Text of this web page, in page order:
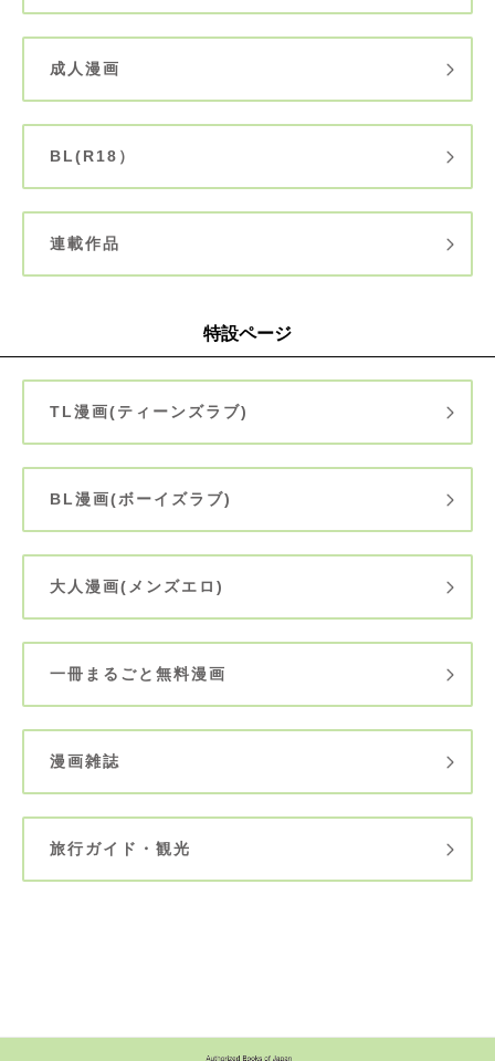
成人漫画
BL(R18）
連載作品
特設ページ
TL漫画(ティーンズラブ)
BL漫画(ボーイズラブ)
大人漫画(メンズエロ)
一冊まるごと無料漫画
漫画雑誌
旅行ガイド・観光